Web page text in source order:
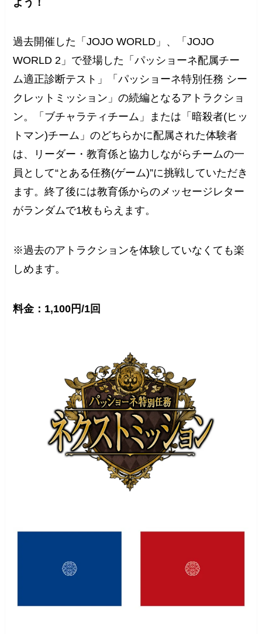
過去開催した「JOJO WORLD」、「JOJO
WORLD 2」で登場した「パッショーネ配属チー
ム適正診断テスト」「パッショーネ特別任務 シー
クレットミッション」の続編となるアトラクショ
ン。「ブチャラティチーム」または「暗殺者(ヒッ
トマン)チーム」のどちらかに配属された体験者
は、リーダー・教育係と協力しながらチームの一
員として“とある任務(ゲーム)”に挑戦していただき
ます。終了後には教育係からのメッセージレター
がランダムで1枚もらえます。
※過去のアトラクションを体験していなくても楽
しめます。
料金：1,100円/1回